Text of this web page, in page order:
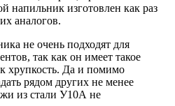
напильник изготовлен как раз
аналогов.
не очень подходят для
так как он имеет такое
хрупкость. Да и помимо
рядом других не менее
из стали У10А не